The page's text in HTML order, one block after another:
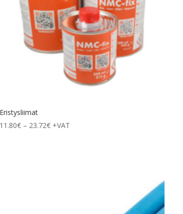
Eristysliimat
11.80€ – 23.72€Hintaluokka:
+VAT